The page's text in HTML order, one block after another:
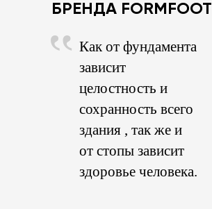
БРЕНДА FORMFOOT
Как от фундамента
зависит
целостность и
сохранность всего
здания , так же и
от стопы зависит
здоровье человека.